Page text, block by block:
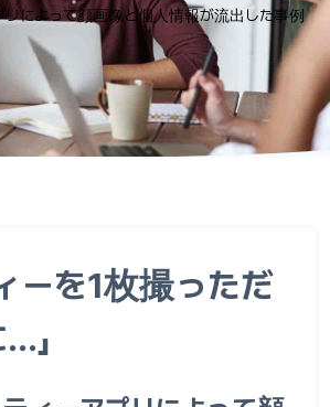
リによって顔画像と個人情報が流出した事例
ーを1枚撮っただ
」